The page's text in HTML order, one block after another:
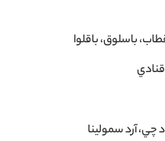
باسلوق، باقلوا
چي، آرد سمولينا